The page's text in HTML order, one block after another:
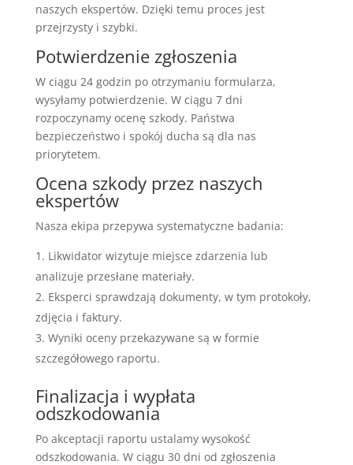
naszych ekspertów. Dzięki temu proces jest
przejrzysty i szybki.
Potwierdzenie zgłoszenia
W ciągu 24 godzin po otrzymaniu formularza,
wysyłamy potwierdzenie. W ciągu 7 dni
rozpoczynamy ocenę szkody. Państwa
bezpieczeństwo i spokój ducha są dla nas
priorytetem.
Ocena szkody przez naszych
ekspertów
Nasza ekipa przepywa systematyczne badania:
Likwidator wizytuje miejsce zdarzenia lub
analizuje przesłane materiały.
Eksperci sprawdzają dokumenty, w tym protokoły,
zdjęcia i faktury.
Wyniki oceny przekazywane są w formie
szczegółowego raportu.
Finalizacja i wypłata
odszkodowania
Po akceptacji raportu ustalamy wysokość
odszkodowania. W ciągu 30 dni od zgłoszenia